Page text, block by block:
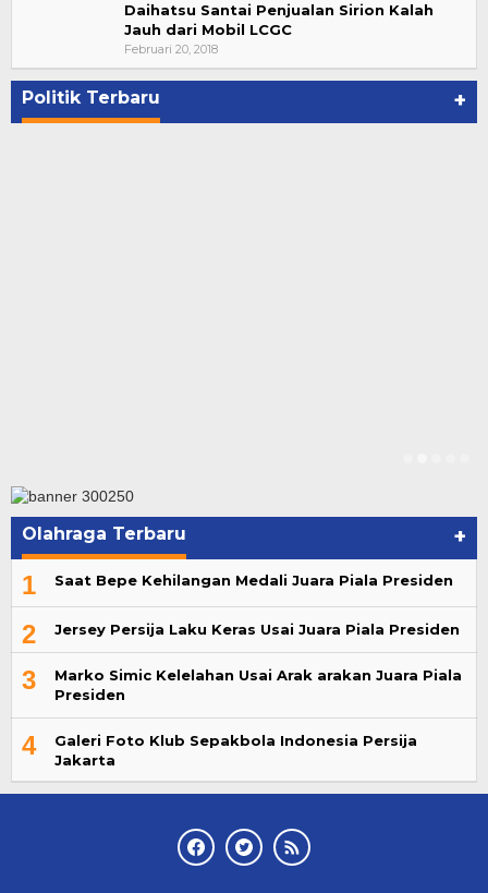
Daihatsu Santai Penjualan Sirion Kalah
Jauh dari Mobil LCGC
Februari 20, 2018
Politik Terbaru +
Bupati Ahmad Hijazi, Hadiri Paripurna Hasil
Penetapan Paslon Bupati dan Wabup Te…
Di NASIONAL, POLITIK, REJANG LEBONG
Olahraga Terbaru +
1 Saat Bepe Kehilangan Medali Juara Piala Presiden
2 Jersey Persija Laku Keras Usai Juara Piala Presiden
3
Marko Simic Kelelahan Usai Arak arakan Juara Piala
Presiden
4
Galeri Foto Klub Sepakbola Indonesia Persija
Jakarta